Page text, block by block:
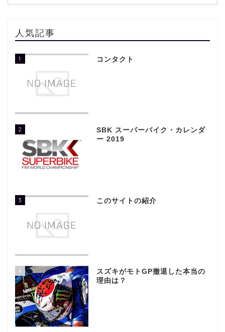
人気記事
1 コンタクト
2
SBK スーパーバイク・カレンダ
ー 2019
3 このサイトの紹介
4
スズキがモトGP撤退した本当の
理由は？